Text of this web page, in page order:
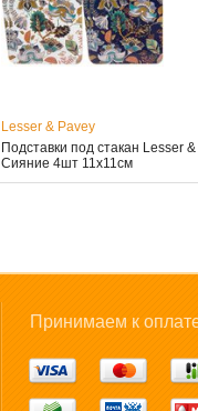
Lesser & Pavey
Подставки под стакан Lesser
Сияние 4шт 11x11см
Принимаем к